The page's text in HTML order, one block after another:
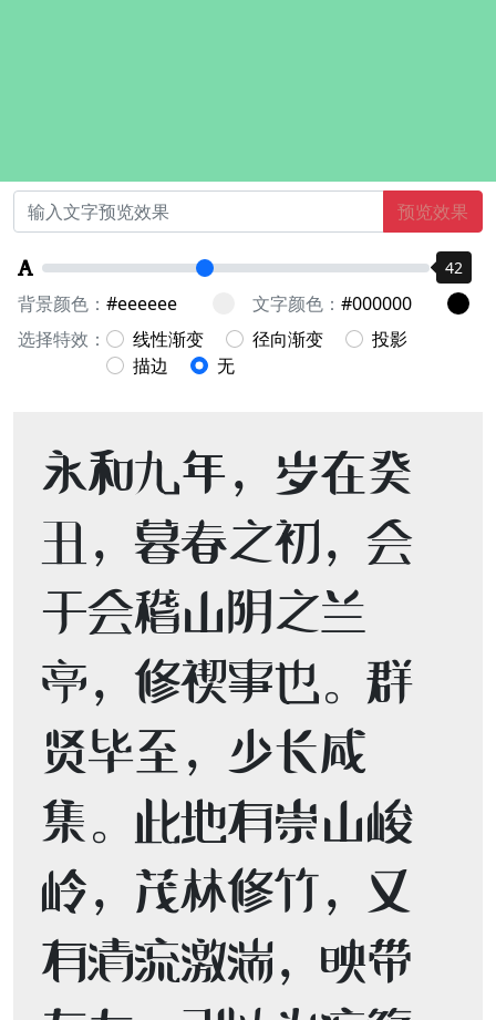
预览效果
背景颜色：
文字颜色：
选择特效：
线性渐变 径向渐变
投影
描边
无
永和九年，岁在癸
丑，暮春之初，会
于会稽山阴之兰
亭，修禊事也。群
贤毕至，少长咸
集。此地有崇山峻
岭，茂林修竹，又
有清流激湍，映带
42